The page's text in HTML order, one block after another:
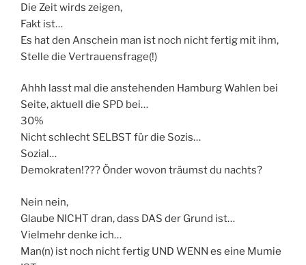
Die Zeit wirds zeigen,
Fakt ist…
Es hat den Anschein man ist noch nicht fertig mit ihm,
Stelle die Vertrauensfrage(!)
Ahhh lasst mal die anstehenden Hamburg Wahlen bei
Seite, aktuell die SPD bei…
30%
Nicht schlecht SELBST für die Sozis…
Sozial…
Demokraten!??? Önder wovon träumst du nachts?
Nein nein,
Glaube NICHT dran, dass DAS der Grund ist…
Vielmehr denke ich…
Man(n) ist noch nicht fertig UND WENN es eine Mumie